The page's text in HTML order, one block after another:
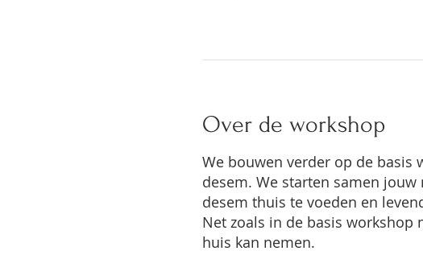
Over de workshop
We bouwen verder op de basis
desem. We starten samen
desem thuis te voeden en
Net zoals in de basis
huis kan nemen.